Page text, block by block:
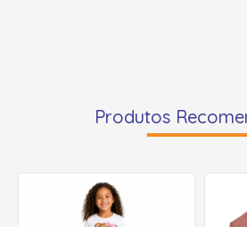
Produtos